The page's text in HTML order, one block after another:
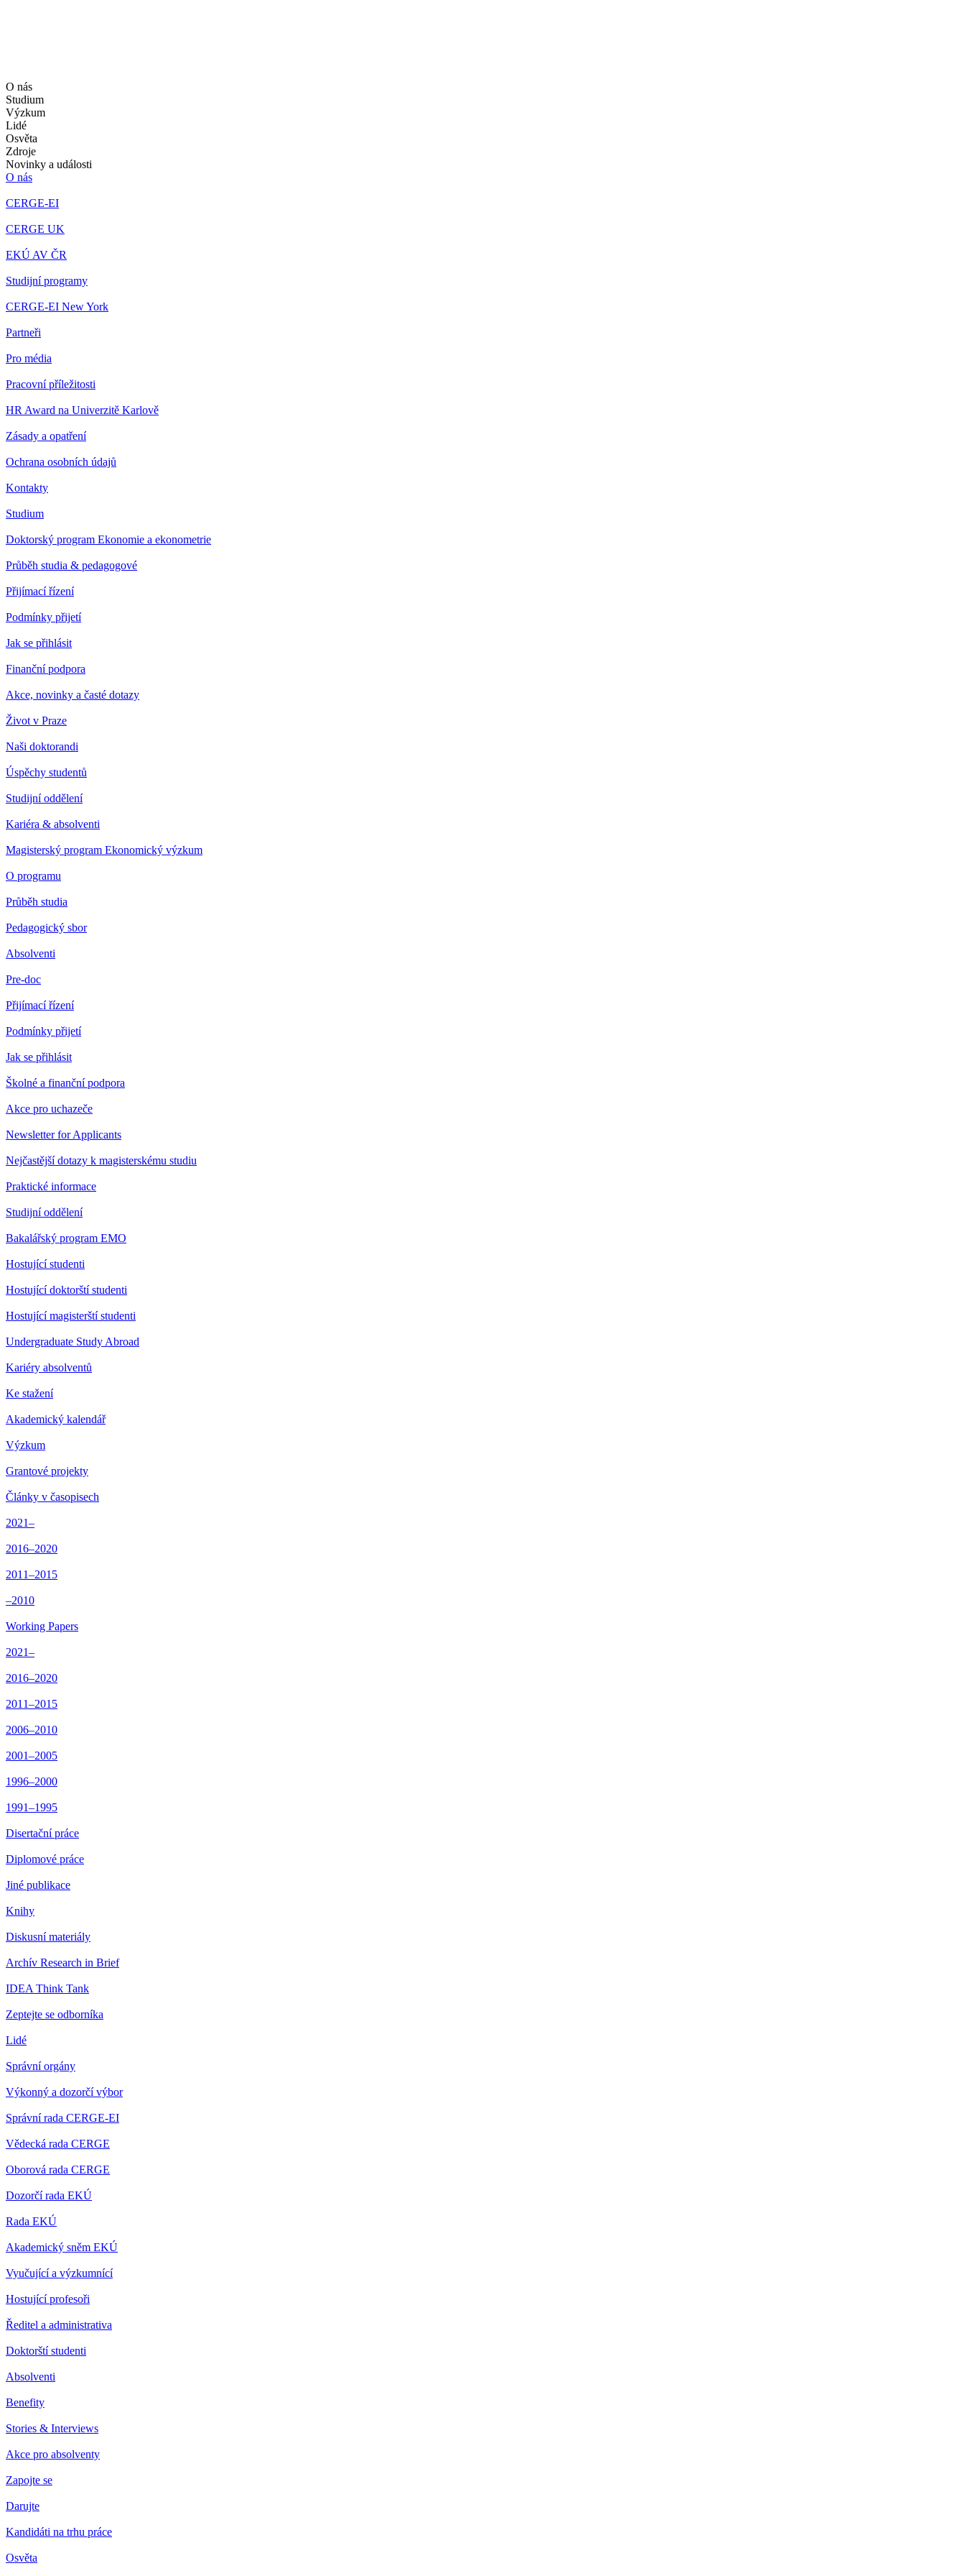
O nás
Studium
Výzkum
Lidé
Osvěta
Zdroje
Novinky a události
O nás
CERGE-EI
CERGE UK
EKÚ AV ČR
Studijní programy
CERGE-EI New York
Partneři
Pro média
Pracovní příležitosti
HR Award na Univerzitě Karlově
Zásady a opatření
Ochrana osobních údajů
Kontakty
Studium
Doktorský program Ekonomie a ekonometrie
Průběh studia & pedagogové
Přijímací řízení
Podmínky přijetí
Jak se přihlásit
Finanční podpora
Akce, novinky a časté dotazy
Život v Praze
Naši doktorandi
Úspěchy studentů
Studijní oddělení
Kariéra & absolventi
Magisterský program Ekonomický výzkum
O programu
Průběh studia
Pedagogický sbor
Absolventi
Pre-doc
Přijímací řízení
Podmínky přijetí
Jak se přihlásit
Školné a finanční podpora
Akce pro uchazeče
Newsletter for Applicants
Nejčastější dotazy k magisterskému studiu
Praktické informace
Studijní oddělení
Bakalářský program EMO
Hostující studenti
Hostující doktorští studenti
Hostující magisterští studenti
Undergraduate Study Abroad
Kariéry absolventů
Ke stažení
Akademický kalendář
Výzkum
Grantové projekty
Články v časopisech
2021–
2016–2020
2011–2015
–2010
Working Papers
2021–
2016–2020
2011–2015
2006–2010
2001–2005
1996–2000
1991–1995
Disertační práce
Diplomové práce
Jiné publikace
Knihy
Diskusní materiály
Archív Research in Brief
IDEA Think Tank
Zeptejte se odborníka
Lidé
Správní orgány
Výkonný a dozorčí výbor
Správní rada CERGE-EI
Vědecká rada CERGE
Oborová rada CERGE
Dozorčí rada EKÚ
Rada EKÚ
Akademický sněm EKÚ
Vyučující a výzkumnící
Hostující profesoři
Ředitel a administrativa
Doktorští studenti
Absolventi
Benefity
Stories & Interviews
Akce pro absolventy
Zapojte se
Darujte
Kandidáti na trhu práce
Osvěta